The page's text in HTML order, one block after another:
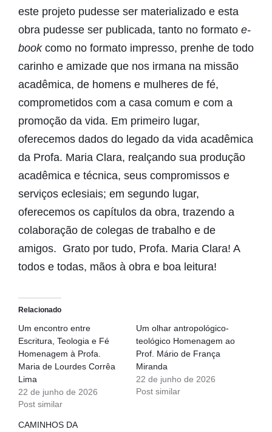
este projeto pudesse ser materializado e esta
obra pudesse ser publicada, tanto no formato e-
bookcomo no formato impresso, prenhe de todo
carinho e amizade que nos irmana na missão
acadêmica, de homens e mulheres de fé,
comprometidos com a casa comum e com a
promoção da vida. Em primeiro lugar,
oferecemos dados do legado da vida acadêmica
da Profa. Maria Clara, realçando sua produção
acadêmica e técnica, seus compromissos e
serviços eclesiais; em segundo lugar,
oferecemos os capítulos da obra, trazendo a
colaboração de colegas de trabalho e de
amigos. Grato por tudo, Profa. Maria Clara! A
todos e todas, mãos à obra e boa leitura!
Relacionado
Um encontro entre
Escritura, Teologia e Fé
Homenagem à Profa.
Maria de Lourdes Corrêa
Lima
22 de junho de 2026
Post similar
Um olhar antropológico-
teológico Homenagem ao
Prof. Mário de França
Miranda
22 de junho de 2026
Post similar
CAMINHOS DA